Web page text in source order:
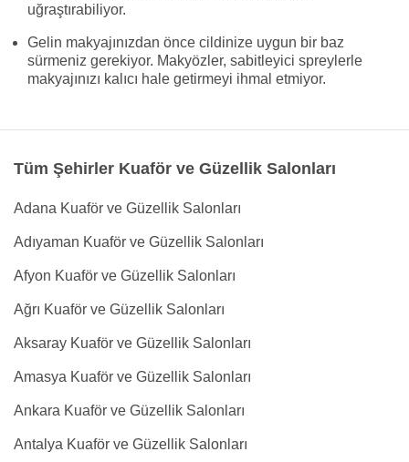
uğraştırabiliyor.
Gelin makyajınızdan önce cildinize uygun bir baz
sürmeniz gerekiyor. Makyözler, sabitleyici spreylerle
makyajınızı kalıcı hale getirmeyi ihmal etmiyor.
Tüm Şehirler Kuaför ve Güzellik Salonları
Adana Kuaför ve Güzellik Salonları
Adıyaman Kuaför ve Güzellik Salonları
Afyon Kuaför ve Güzellik Salonları
Ağrı Kuaför ve Güzellik Salonları
Aksaray Kuaför ve Güzellik Salonları
Amasya Kuaför ve Güzellik Salonları
Ankara Kuaför ve Güzellik Salonları
Antalya Kuaför ve Güzellik Salonları